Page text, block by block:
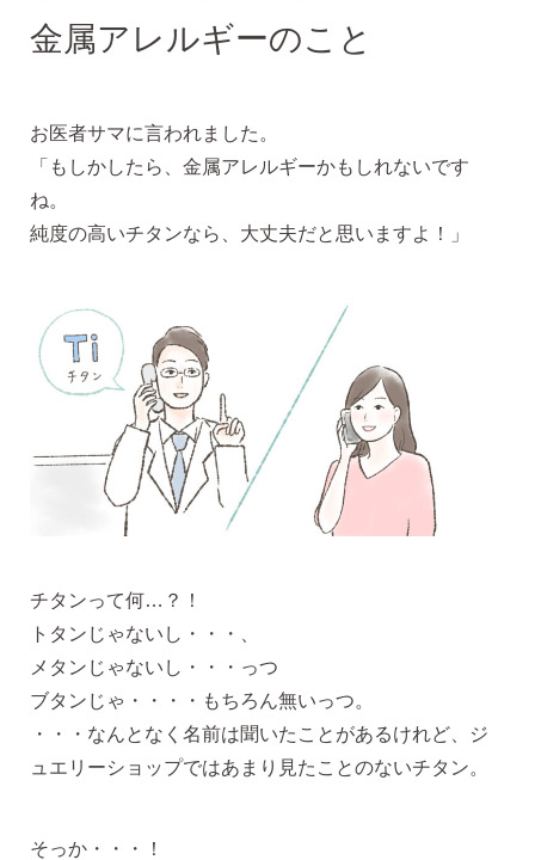
スタッドピアス
揺れるスタッドピアス
揺れるフックピアス
バックキャッチ
ピアスチャーム
予備の替えキャッチ・ケア用品
金属アレルギーのこと
お医者サマに言われました。
「もしかしたら、金属アレルギーかもしれないです
ね。
純度の高いチタンなら、大丈夫だと思いますよ！」
チタンって何…？！
トタンじゃないし・・・、
メタンじゃないし・・・っつ
ブタンじゃ・・・・もちろん無いっつ。
・・・なんとなく名前は聞いたことがあるけれど、ジ
ュエリーショップではあまり見たことのないチタン。
そっか・・・！